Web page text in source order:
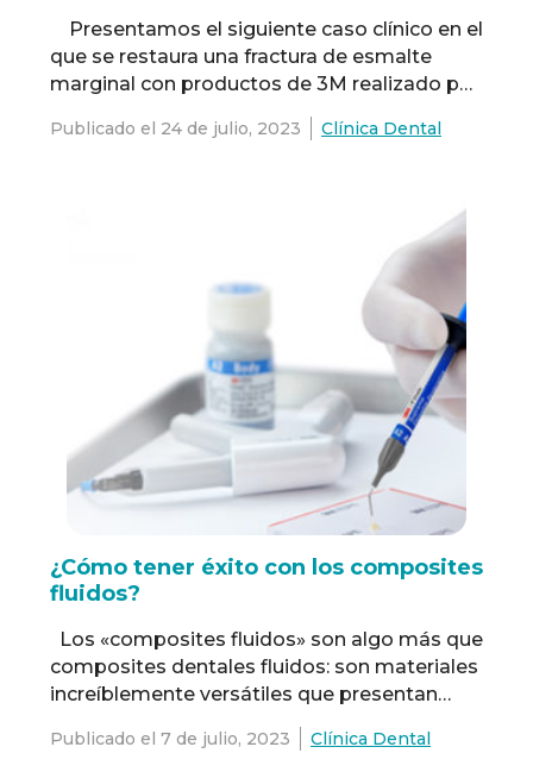
Presentamos el siguiente caso clínico en el
que se restaura una fractura de esmalte
marginal con productos de 3M realizado por
el Dr Walter Devoto, Santa Margharita
Ligure, Italia. Acerca del caso:Se seleccionó
Publicado el 24 de julio, 2023 Clínica Dental
¿Cómo tener éxito con los composites
fluidos?
Los «composites fluidos» son algo más que
composites dentales fluidos: son materiales
increíblemente versátiles que presentan
¿Cómo tener éxito al momento de usar
Publicado el 7 de julio, 2023 Clínica Dental